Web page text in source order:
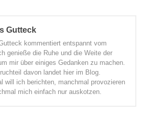
Gutteck
kommentiert entspannt vom
genieße die Ruhe und die Weite der
mir über einiges Gedanken zu machen.
davon landet hier im Blog.
will ich berichten, manchmal provozieren
mich einfach nur auskotzen.